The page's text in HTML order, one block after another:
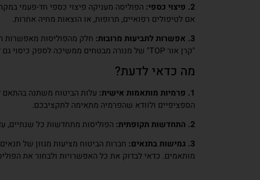
2. פיצוי כספי:
הפוליסה מעניקה פיצוי כספי חד-פעמי
אם לטיפולים רפואיים, תרופות, או הוצאות מחיה אחרות.
3. אפשרות לתביעות מרובות:
חלק מהפוליסות מאפשרות
"קרן אור TOP" של מנורה מבטחים ממשיכה לספק כיסוי גם לאחר תביעה בגין מחלה קשה.
מה כדאי לדעת?
1. פרמיות מותאמות אישית:
עלות הביטוח משתנה בהתאם
הספציפיים ולוודא שהפרמיה מתאימה לתקציבכם.
2. התחדשות תקופתית:
הפוליסות מתחדשות כל שנתיים,
3. גמישות בתנאים:
חברות הביטוח מציעות מגוון של
מותאמים. כדאי לבדוק את כל האפשרויות ולבחור את